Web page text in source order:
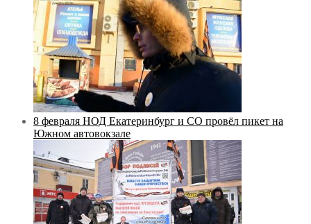
8 февраля НОД Екатеринбург и СО провёл пикет на
Южном автовокзале